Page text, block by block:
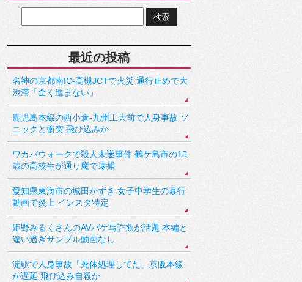
最近の投稿
名神の京都南IC-高槻JCTで火災 通行止めで大
渋滞「全く進まない」
鹿児島本線の西小倉-九州工大前で人身事故 ソ
ニックと衝突 飛び込みか
ワカバウォークで殺人未遂事件 鶴ケ島市の15
歳の高校生が通り魔で逮捕
愛知県東海市の城田かずき 女子中学生の暴行
動画で炎上 インスタ特定
姫野みるくさんのAVパケ写詐欺が話題 本編と
違い過ぎサンプル動画なし
淀駅で人身事故「死体処理してた」京阪本線
が遅延 飛び込み自殺か